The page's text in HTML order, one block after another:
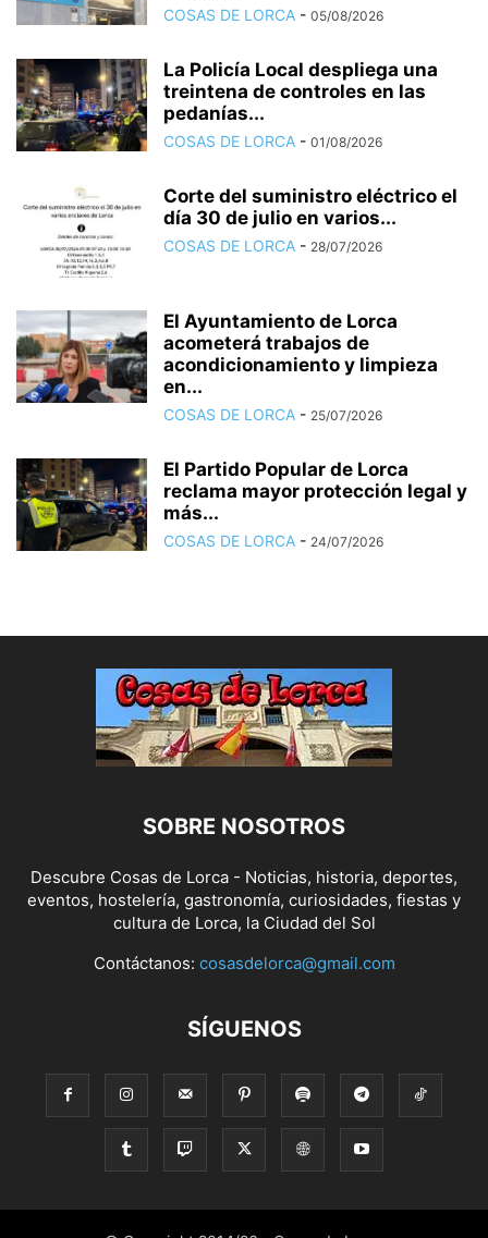
COSAS DE LORCA - 05/08/2026
La Policía Local despliega una
treintena de controles en las
pedanías...
COSAS DE LORCA - 01/08/2026
Corte del suministro eléctrico el
día 30 de julio en varios...
COSAS DE LORCA - 28/07/2026
El Ayuntamiento de Lorca
acometerá trabajos de
acondicionamiento y limpieza
en...
COSAS DE LORCA - 25/07/2026
El Partido Popular de Lorca
reclama mayor protección legal y
más...
COSAS DE LORCA - 24/07/2026
SOBRE NOSOTROS
Descubre Cosas de Lorca - Noticias, historia, deportes,
eventos, hostelería, gastronomía, curiosidades, fiestas y
cultura de Lorca, la Ciudad del Sol
Contáctanos: cosasdelorca@gmail.com
SÍGUENOS